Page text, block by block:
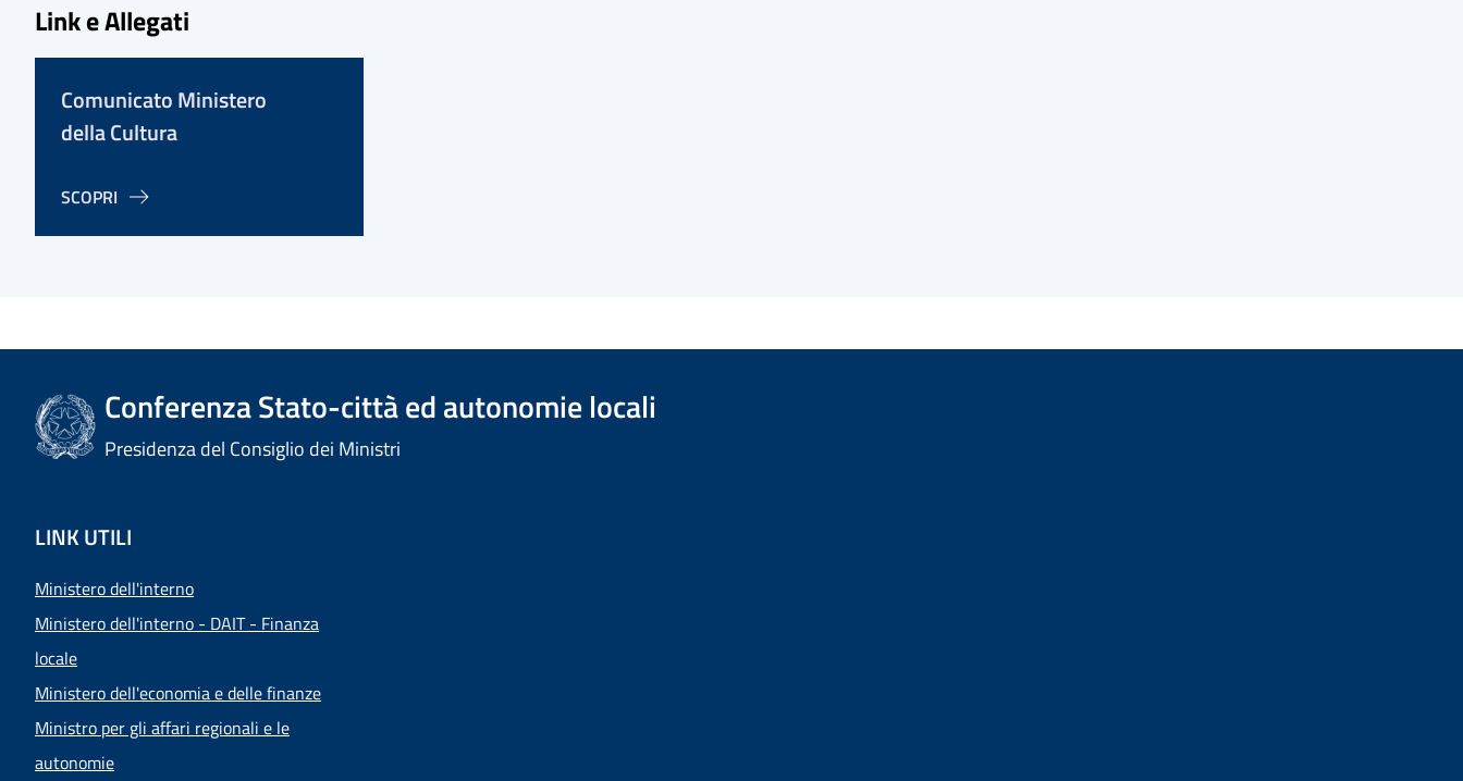
Link e Allegati
Comunicato Ministero
della Cultura
SCOPRI
Conferenza Stato-città ed autonomie locali
Presidenza del Consiglio dei Ministri
LINK UTILI
Ministero dell'interno
Ministero dell'interno - DAIT - Finanza
locale
Ministero dell'economia e delle finanze
Ministro per gli affari regionali e le
autonomie